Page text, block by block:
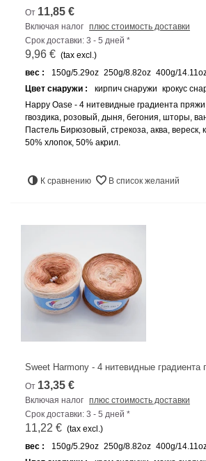
От 11,85 €
Включая налог плюс стоимость доставки
Срок доставки: 3 - 5 дней *
9,96 € (tax excl.)
вес :
150g/5.29oz 250g/8.82oz 400g/
Цвет снаружи :
кирпич снаружи крокус
Happy Oase - 4 нитевидные градиента
гвоздика, розовый, дыня, бегония, шторы,
Пастель Бирюзовый, стрекоза, аква, вереск,
50% хлопок, 50% акрил.
К сравнению В список желаний
Sweet Harmony - 4 нитевидные градиента
От 13,35 €
Включая налог плюс стоимость доставки
Срок доставки: 3 - 5 дней *
11,22 € (tax excl.)
вес :
150g/5.29oz 250g/8.82oz 400g/